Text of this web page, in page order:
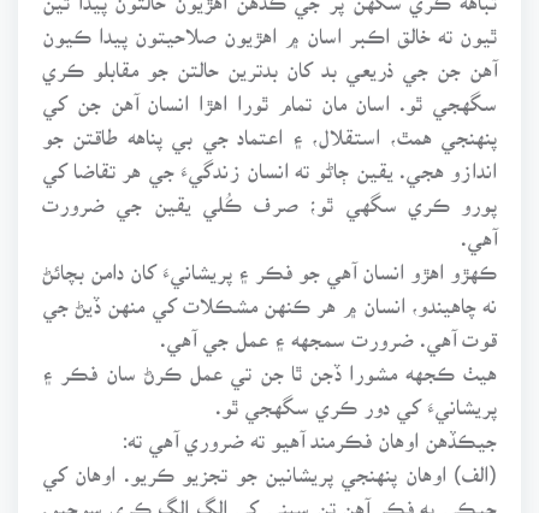
ٿيون ته خالق اڪبر اسان ۾ اهڙيون صلاحيتون پيدا ڪيون
آهن جن جي ذريعي بد کان بدترين حالتن جو مقابلو ڪري
سگهجي ٿو. اسان مان تمام ٿورا اهڙا انسان آهن جن کي
پنهنجي همٿ، استقلال، ۽ اعتماد جي بي پناهه طاقتن جو
اندازو هجي. يقين ڄاڻو ته انسان زندگيءَ جي هر تقاضا کي
پورو ڪري سگهي ٿو؛ صرف ڪُلي يقين جي ضرورت
آهي.
ڪهڙو اهڙو انسان آهي جو فڪر ۽ پريشانيءَ کان دامن بچائڻ
نه چاهيندو، انسان ۾ هر ڪنهن مشڪلات کي منهن ڏيڻ جي
قوت آهي. ضرورت سمجهه ۽ عمل جي آهي.
هيٺ ڪجهه مشورا ڏجن ٿا جن تي عمل ڪرڻ سان فڪر ۽
پريشانيءَ کي دور ڪري سگهجي ٿو.
جيڪڏهن اوهان فڪرمند آهيو ته ضروري آهي ته:
(الف) اوهان پنهنجي پريشانين جو تجزيو ڪريو. اوهان کي
جيڪي به فڪر آهن تن سڀني کي الڳ الڳ ڪري سوچيو.